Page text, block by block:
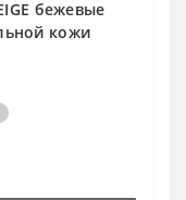
бежевые
кожи